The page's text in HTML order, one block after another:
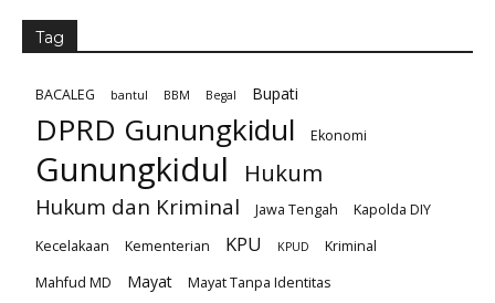
Tag
BACALEG bantul BBM Begal Bupati
DPRD Gunungkidul Ekonomi
Gunungkidul Hukum
Hukum dan Kriminal Jawa Tengah
Kapolda DIY
Kecelakaan
Kementerian KPU KPUD
Kriminal
Mahfud MD
Mayat
Mayat Tanpa Identitas